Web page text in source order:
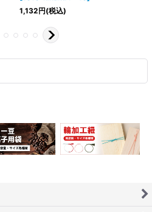
1,132円(税込)